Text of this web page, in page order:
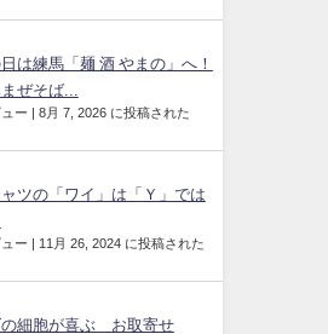
は練馬「麺 酒 やまの」へ！
ぜそば...
ー | 8月 7, 2026 に投稿された
ツの「ワイ」は「Ｙ」では
ー | 11月 26, 2024 に投稿された
の細胞が喜ぶ お取寄せ